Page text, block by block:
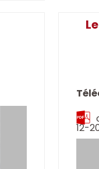
12-